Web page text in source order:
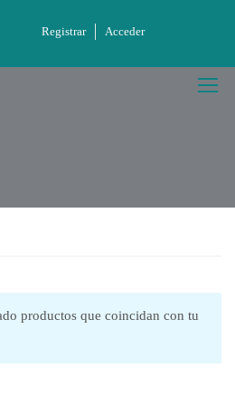
Registrar Acceder
productos que coincidan con tu